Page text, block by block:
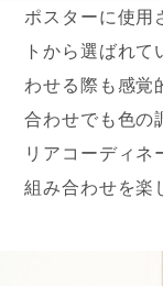
ポスターに使用
トから選ばれ
わせる際も感覚
合わせでも色の
リアコーディネ
組み合わせを楽